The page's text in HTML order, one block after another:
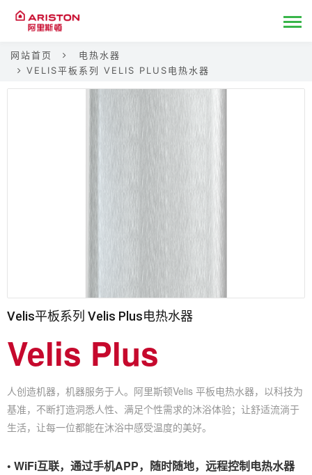
网站首页
电热水器
VELIS平板系列 VELIS PLUS电热水器
Velis平板系列 Velis Plus电热水器
Velis Plus
人创造机器，机器服务于人。阿里斯顿Velis 平板电热水器，以科技为
基准，不断打造洞悉人性、满足个性需求的沐浴体验；让舒适流淌于
生活，让每一位都能在沐浴中感受温度的美好。
• WiFi互联，通过手机APP，随时随地，远程控制电热水器